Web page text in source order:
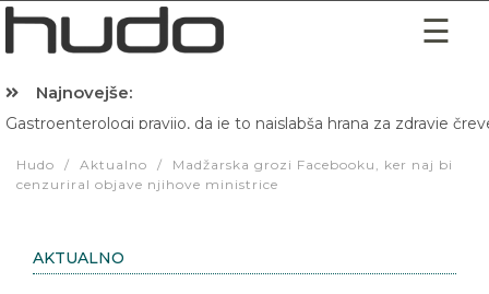
Najnovejše:
Gastroenterologi pravijo, da je to najslabša hrana za zdravje
Hudo / Aktualno /
Madžarska grozi Facebooku, ker naj bi
cenzuriral objave njihove ministrice
AKTUALNO